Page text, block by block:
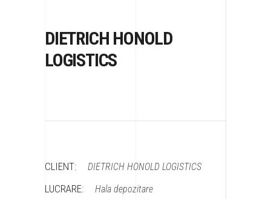
DIETRICH HONOLD
LOGISTICS
CLIENT: DIETRICH HONOLD LOGISTICS
LUCRARE: Hala depozitare